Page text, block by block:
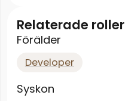
Relaterade roller
Förälder
Developer
Syskon